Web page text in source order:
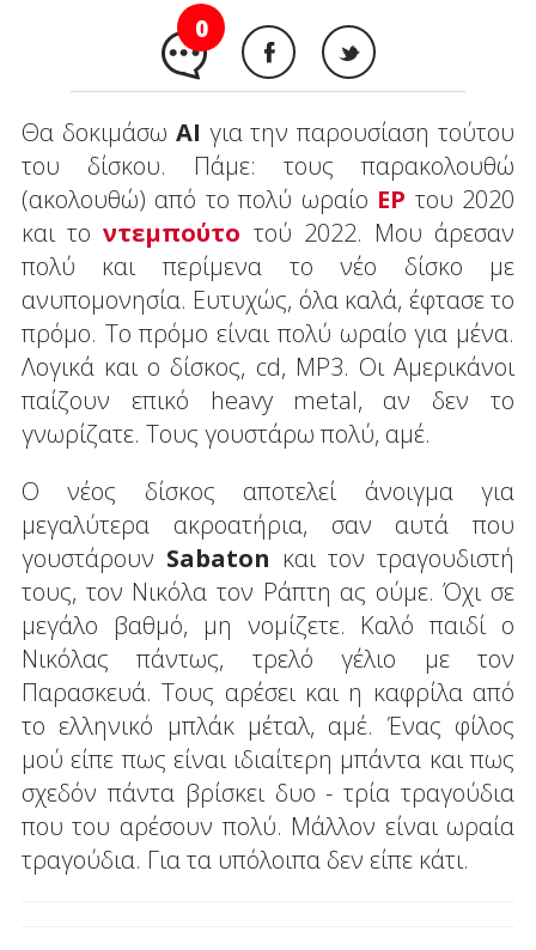
0
Θα δοκιμάσω ΑΙ για την παρουσίαση τούτου
του δίσκου. Πάμε: τους παρακολουθώ
(ακολουθώ) από το πολύ ωραίο ΕΡ του 2020
και τοντεμπούτο τού 2022. Μου άρεσαν
πολύ και περίμενα το νέο δίσκο με
ανυπομονησία. Ευτυχώς, όλα καλά, έφτασε το
πρόμο. Το πρόμο είναι πολύ ωραίο για μένα.
Λογικά και ο δίσκος, cd, MP3. Οι Αμερικάνοι
παίζουν επικό heavy metal, αν δεν το
γνωρίζατε. Τους γουστάρω πολύ, αμέ.
Ο νέος δίσκος αποτελεί άνοιγμα για
μεγαλύτερα ακροατήρια, σαν αυτά που
γουστάρουν Sabaton και τον τραγουδιστή
τους, τον Νικόλα τον Ράπτη ας ούμε. Όχι σε
μεγάλο βαθμό, μη νομίζετε. Καλό παιδί ο
Νικόλας πάντως, τρελό γέλιο με τον
Παρασκευά. Τους αρέσει και η καφρίλα από
το ελληνικό μπλάκ μέταλ, αμέ. Ένας φίλος
μού είπε πως είναι ιδιαίτερη μπάντα και πως
σχεδόν πάντα βρίσκει δυο - τρία τραγούδια
που του αρέσουν πολύ. Μάλλον είναι ωραία
τραγούδια. Για τα υπόλοιπα δεν είπε κάτι.